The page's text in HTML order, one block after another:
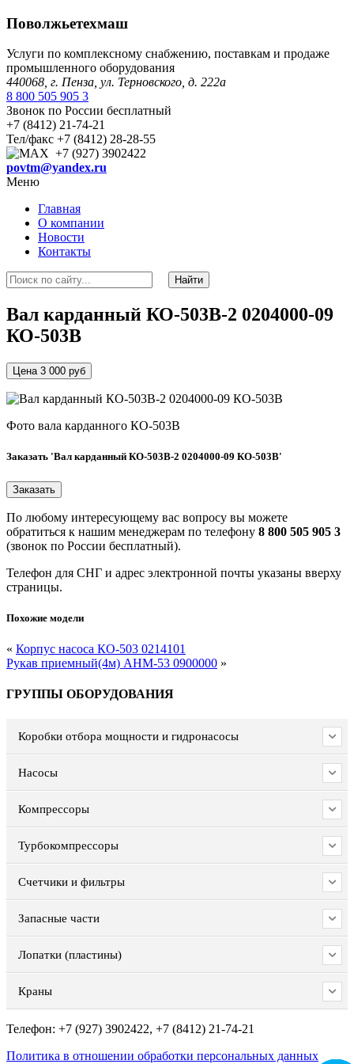
Поволжьетехмаш
Услуги по комплексному снабжению, поставкам и продаже
промышленного оборудования
440068, г. Пенза, ул. Терновского, д. 222а
8 800 505 905 3
Звонок по России бесплатный
+7 (8412) 21-74-21
Тел/факс +7 (8412) 28-28-55
+7 (927) 3902422
povtm@yandex.ru
Меню
Главная
О компании
Новости
Контакты
Вал карданный КО-503В-2 0204000-09
КО-503В
Цена 3 000 руб
Фото вала карданного КО-503В
Заказать 'Вал карданный КО-503В-2 0204000-09 КО-503В'
По любому интересующему вас вопросу вы можете
обратиться к нашим менеджерам по телефону 8 800 505 905 3
(звонок по России бесплатный).
Телефон для СНГ и адрес электронной почты указаны вверху
страницы.
Похожие модели
« Корпус насоса КО-503 0214101
Рукав приемный(4м) АНМ-53 0900000 »
ГРУППЫ ОБОРУДОВАНИЯ
Коробки отбора мощности и гидронасосы
Насосы
Компрессоры
Турбокомпрессоры
Счетчики и фильтры
Запасные части
Лопатки (пластины)
Краны
Телефон: +7 (927) 3902422, +7 (8412) 21-74-21
Политика в отношении обработки персональных данных